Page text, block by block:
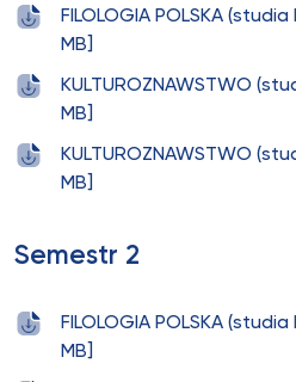
FILOLOGIA POLSKA
MB]
KULTUROZNAWSTWO
MB]
KULTUROZNAWSTWO
MB]
Semestr 2
FILOLOGIA POLSKA
MB]